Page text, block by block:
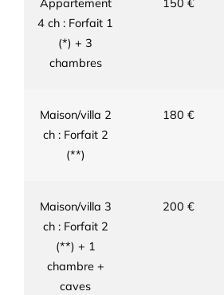
Appartement
4 ch : Forfait 1
(*) + 3
chambres
150 €
Maison/villa 2
ch : Forfait 2
(**)
180 €
Maison/villa 3
ch : Forfait 2
(**) + 1
chambre +
caves
200 €